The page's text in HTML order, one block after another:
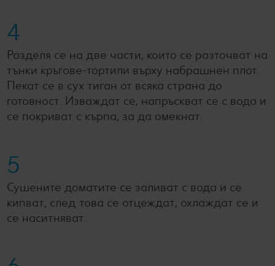
4
Разделя се на две части, които се разточват на
тънки кръгове-тортили върху набрашнен плот.
Пекат се в сух тиган от всяка страна до
готовност. Изваждат се, напръскват се с вода и
се покриват с кърпа, за да омекнат.
5
Сушените доматите се заливат с вода и се
кипват, след това се отцеждат, охлаждат се и
се наситняват.